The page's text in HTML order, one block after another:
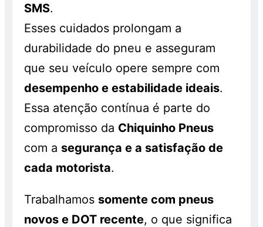
SMS.
Esses cuidados prolongam a
durabilidade do pneu e asseguram
que seu veículo opere sempre com
desempenho e estabilidade ideais.
Essa atenção contínua é parte do
compromisso da Chiquinho Pneus
com a segurança e a satisfação de
cada motorista.
Trabalhamos somente com pneus
novos e DOT recente, o que significa